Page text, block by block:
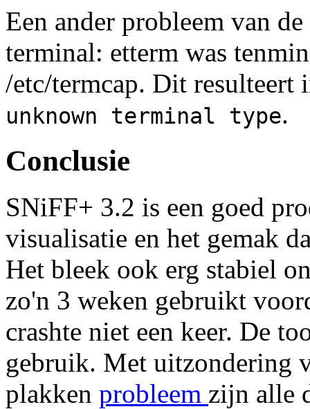
Een ander probleem van
terminal: etterm was
/etc/termcap. Dit resulteert
unknown terminal type.
Conclusie
SNiFF+ 3.2 is een goed
visualisatie en het gemak
Het bleek ook erg stabiel
zo'n 3 weken gebruikt
crashte niet een keer. De
gebruik. Met uitzondering
plakken probleem zijn alle